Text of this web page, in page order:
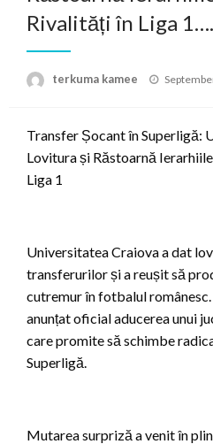
Rivalități în Liga
terkuma kamee
Posted
Transfer Șocant în Superligă:
Lovitura și Răstoarnă
Liga 1
Universitatea Craiova a dat
transferurilor și a reușit să
cutremur în fotbalul
anunțat oficial aducerea unui
care promite să schimbe
Superligă.
Mutarea surpriză a venit în